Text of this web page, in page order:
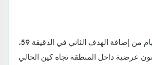
وتمكن توتنهام من إضافة الهدف الثاني في الدقيقة 59،
عرضية داخل المنطقة تجاه كين الخالي